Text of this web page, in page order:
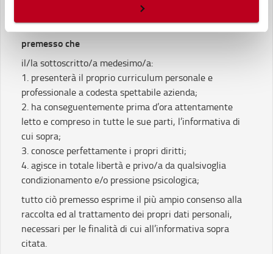
previo tuo consenso, per esaminare le tue abitudini di
navigazione e mostrarti quindi avvisi pubblicitari mirati, in
linea con le tue preferenze.
Ti chiediamo di effettuare le tue scelte sull’utilizzo dei
cookie di profilazione, selezionando uno dei bottoni sotto
riportati. Puoi avere maggiori dettagli visionando
Informativa estesa cookie
. La chiusura del presente
banner comporterà il permanere dei soli cookie tecnici ed
analytics, per i quali non occorre il tuo consenso. Potrai
comunque modificare le tue scelte in qualsiasi momento,
accedendo al link presente nel footer.
web a Toyota Material Handling Italia S.r.l.
Il/la sottoscritto/a
premesso che
il/la sottoscritto/a medesimo/a:
1. presenterà il proprio curriculum personale e
professionale a codesta spettabile azienda;
2. ha conseguentemente prima d’ora attentamente
letto e compreso in tutte le sue parti, l’informativa di
cui sopra;
3. conosce perfettamente i propri diritti;
4. agisce in totale libertà e privo/a da qualsivoglia
condizionamento e/o pressione psicologica;
tutto ciò premesso esprime il più ampio consenso alla
raccolta ed al trattamento dei propri dati personali,
necessari per le finalità di cui all’informativa sopra
citata.